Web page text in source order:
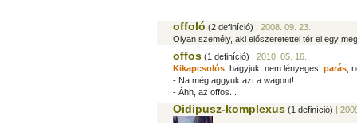
offoló (2 definíció) | 2008. 09. 23.
Olyan személy, aki előszeretettel tér el egy
offos (1 definíció) | 2010. 05. 16.
Kikapcsolós , hagyjuk, nem lényeges, parás ,
- Na még aggyuk azt a wagont!
- Áhh, az offos...
Oidipusz-komplexus (1 definíció) |